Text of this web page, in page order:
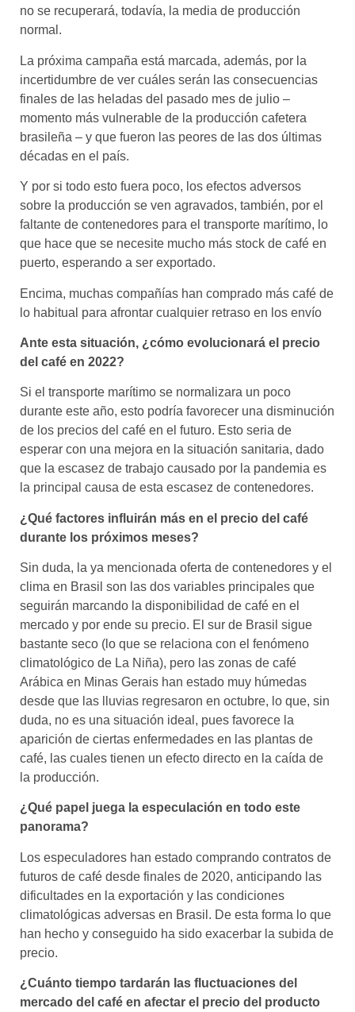
no se recuperará, todavía, la media de producción
normal.
La próxima campaña está marcada, además, por la
incertidumbre de ver cuáles serán las consecuencias
finales de las heladas del pasado mes de julio –
momento más vulnerable de la producción cafetera
brasileña – y que fueron las peores de las dos últimas
décadas en el país.
Y por si todo esto fuera poco, los efectos adversos
sobre la producción se ven agravados, también, por el
faltante de contenedores para el transporte marítimo, lo
que hace que se necesite mucho más stock de café en
puerto, esperando a ser exportado.
Encima, muchas compañías han comprado más café de
lo habitual para afrontar cualquier retraso en los envío
Ante esta situación, ¿cómo evolucionará el precio
del café en 2022?
Si el transporte marítimo se normalizara un poco
durante este año, esto podría favorecer una disminución
de los precios del café en el futuro. Esto seria de
esperar con una mejora en la situación sanitaria, dado
que la escasez de trabajo causado por la pandemia es
la principal causa de esta escasez de contenedores.
¿Qué factores influirán más en el precio del café
durante los próximos meses?​
Sin duda, la ya mencionada oferta de contenedores y el
clima en Brasil son las dos variables principales que
seguirán marcando la disponibilidad de café en el
mercado y por ende su precio. El sur de Brasil sigue
bastante seco (lo que se relaciona con el fenómeno
climatológico de La Niña), pero las zonas de café
Arábica en Minas Gerais han estado muy húmedas
desde que las lluvias regresaron en octubre, lo que, sin
duda, no es una situación ideal, pues favorece la
aparición de ciertas enfermedades en las plantas de
café, las cuales tienen un efecto directo en la caída de
la producción.
¿Qué papel juega la especulación en todo este
panorama?
Los especuladores han estado comprando contratos de
futuros de café desde finales de 2020, anticipando las
dificultades en la exportación y las condiciones
climatológicas adversas en Brasil. De esta forma lo que
han hecho y conseguido ha sido exacerbar la subida de
precio.
¿Cuánto tiempo tardarán las fluctuaciones del
mercado del café en afectar el precio del producto